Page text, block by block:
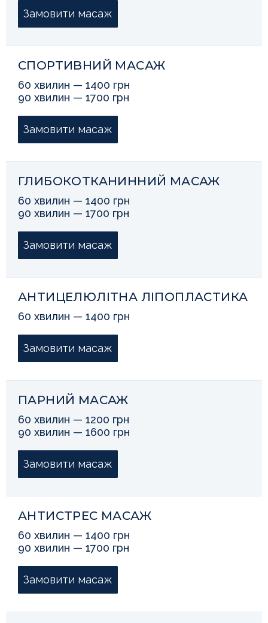
Замовити масаж
СПОРТИВНИЙ МАСАЖ
60 хвилин — 1400 грн
90 хвилин — 1700 грн
Замовити масаж
ГЛИБОКОТКАНИННИЙ МАСАЖ
60 хвилин — 1400 грн
90 хвилин — 1700 грн
Замовити масаж
АНТИЦЕЛЮЛІТНА ЛІПОПЛАСТИКА
60 хвилин — 1400 грн
Замовити масаж
ПАРНИЙ МАСАЖ
60 хвилин — 1200 грн
90 хвилин — 1600 грн
Замовити масаж
АНТИСТРЕС МАСАЖ
60 хвилин — 1400 грн
90 хвилин — 1700 грн
Замовити масаж